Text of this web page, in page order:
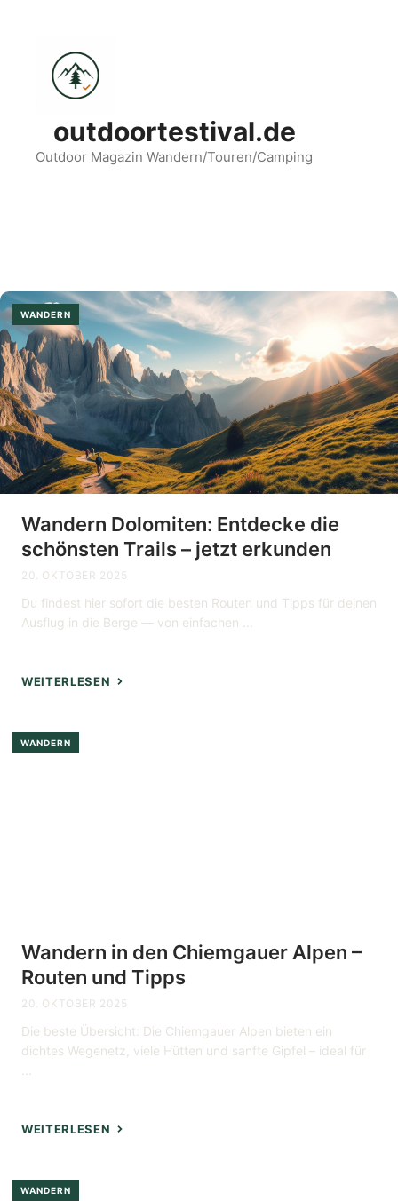
springen
outdoortestival.de
Outdoor Magazin Wandern/Touren/Camping
WANDERN
Wandern Dolomiten: Entdecke die
schönsten Trails – jetzt erkunden
20. OKTOBER 2025
Du findest hier sofort die besten Routen und Tipps für deinen
Ausflug in die Berge — von einfachen ...
WEITERLESEN
WANDERN
Wandern in den Chiemgauer Alpen –
Routen und Tipps
20. OKTOBER 2025
Die beste Übersicht: Die Chiemgauer Alpen bieten ein
dichtes Wegenetz, viele Hütten und sanfte Gipfel – ideal für
WEITERLESEN
WANDERN